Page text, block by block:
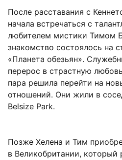
После расставания с
начала встречаться с
любителем мистики Тимом
знакомство состоялось на
«Планета обезьян».
перерос в страстную
пара решила перейти на
отношений. Они жили в
Belsize Park.
Позже Хелена и Тим
в Великобритании, который